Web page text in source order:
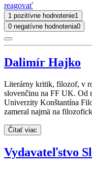
reagovať
1 pozitívne hodnotenie1
0 negatívne hodnotenia0
Dalimír Hajko
Literárny kritik, filozof, v
slovenčinu na FF UK. Od
Univerzity Konštantína
zameral najmä na
Čítať viac
Vydavateľstvo